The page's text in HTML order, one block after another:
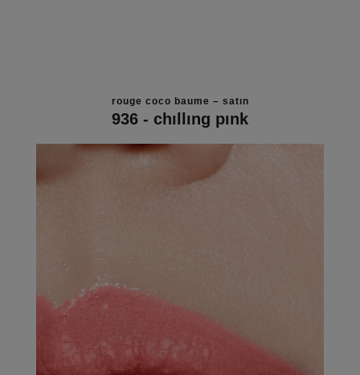
rouge coco baume – satin
936 - chilling pink